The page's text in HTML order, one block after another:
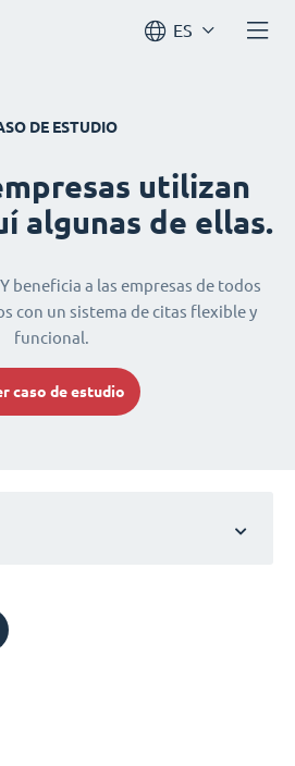
ES
DE ESTUDIO
utilizan
algunas de ellas.
beneficia a las empresas de todos
con un sistema de citas flexible y
funcional.
caso de estudio